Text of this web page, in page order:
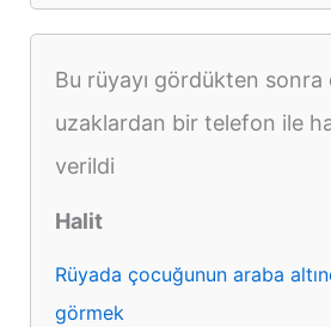
Bu rüyayı gördükten sonra
uzaklardan bir telefon ile
verildi
Halit
Rüyada çocuğunun araba
görmek